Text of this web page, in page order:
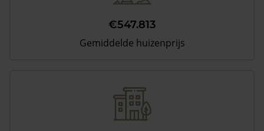
€547.813
Gemiddelde huizenprijs